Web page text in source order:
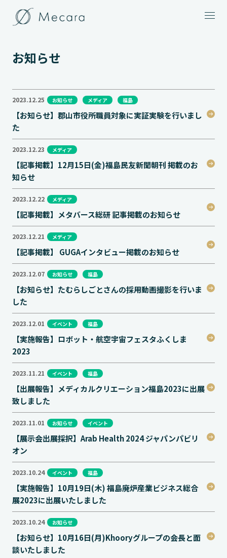
お知らせ
2023.12.25 お知らせ メディア 福島
【お知らせ】郡山市役所職員対象に実証実験を行いまし
た
2023.12.23 メディア
【記事掲載】12月15日(金)福島民友新聞朝刊 掲載のお
知らせ
2023.12.22 メディア
【記事掲載】メタバース総研 記事掲載のお知らせ
2023.12.21 メディア
【記事掲載】 GUGAインタビュー掲載のお知らせ
2023.12.07 お知らせ 福島
【お知らせ】たむらしごとさんの採用動画撮影を行いま
した
2023.12.01 イベント 福島
【実施報告】ロボット・航空宇宙フェスタふくしま
2023
2023.11.21 イベント 福島
【出展報告】メディカルクリエーション福島2023に出展
致しました
2023.11.01 お知らせ イベント
【展示会出展採択】Arab Health 2024 ジャパンパビリ
オン
2023.10.24 イベント 福島
【実施報告】10月19日(木) 福島廃炉産業ビジネス総合
展2023に出展いたしました
2023.10.24 お知らせ
【お知らせ】10月16日(月)Khooryグループの会長と面
談いたしました